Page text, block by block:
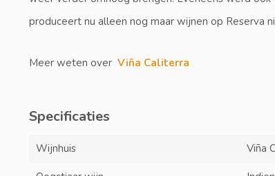
produceert nu alleen nog maar wijnen op Reserva
Meer weten over Viña Caliterra
Specificaties
Wijnhuis Viña